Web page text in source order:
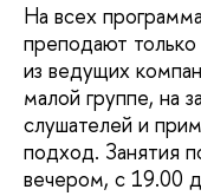
На всех
преподают
из ведущих
малой группе, на
слушателей и
подход. Занятия
вечером, с 19.00